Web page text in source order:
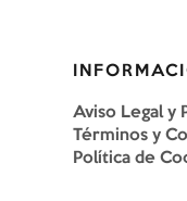
Aviso Legal y
Términos y
Política de